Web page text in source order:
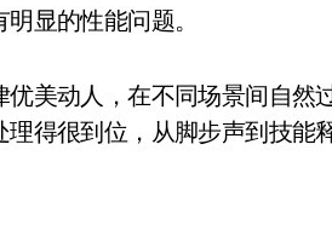
显的性能问题。
美动人，在不同场景间自然
得很到位，从脚步声到技能